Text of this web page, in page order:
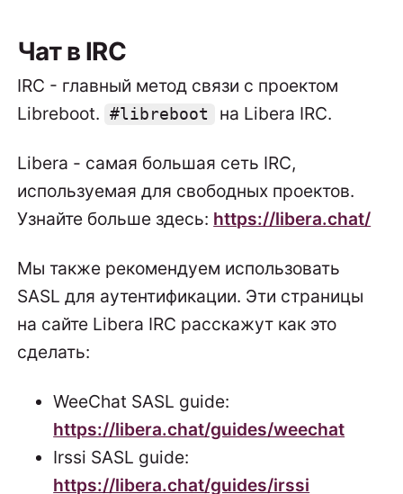
Чат в IRC
IRC - главный метод связи с проектом
Libreboot.
#libreboot на Libera IRC.
Libera - самая большая сеть IRC,
используемая для свободных проектов.
Узнайте больше здесь: https://libera.chat/
Мы также рекомендуем использовать
SASL для аутентификации. Эти страницы
на сайте Libera IRC расскажут как это
сделать:
WeeChat SASL guide:
https://libera.chat/guides/weechat
Irssi SASL guide:
https://libera.chat/guides/irssi